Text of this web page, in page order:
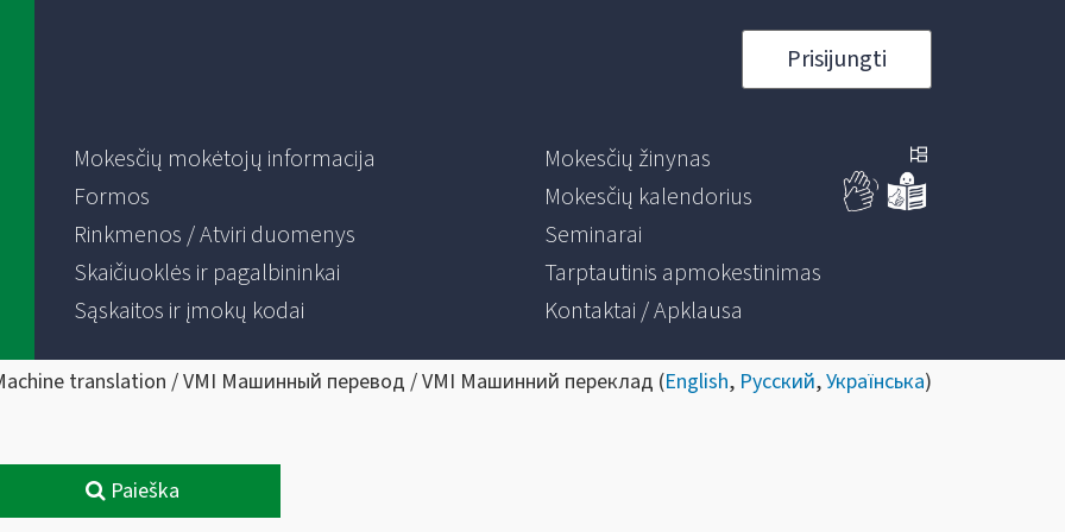
Prisijungti
Mokesčių mokėtojų informacija
Formos
Rinkmenos / Atviri duomenys
Skaičiuoklės ir pagalbininkai
Sąskaitos ir įmokų kodai
Mokesčių žinynas
Mokesčių kalendorius
Seminarai
Tarptautinis apmokestinimas
Kontaktai / Apklausa
translation / VMI Машинный перевод / VMI Машинний переклад (English, Русский,Українська)
Paieška